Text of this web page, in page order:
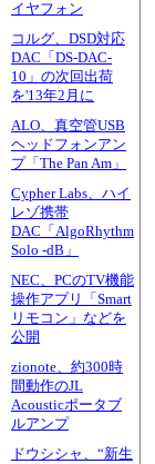
イヤフォン
コルグ、DSD対応
DAC「DS-DAC-
10」の次回出荷
を'13年2月に
ALO、真空管USB
ヘッドフォンアン
プ「The Pan Am」
Cypher Labs、ハイ
レゾ携帯
DAC「AlgoRhythm
Solo -dB」
NEC、PCのTV機能
操作アプリ「Smart
リモコン」などを
公開
zionote、約300時
間動作のJL
Acousticポータブ
ルアンプ
ドウシシャ、“新生